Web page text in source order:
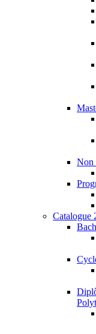
Non
Catalogue